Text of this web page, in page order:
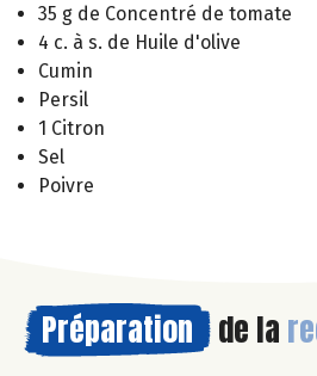
35 g de Concentré de tomate
4 c. à s. de Huile d'olive
Cumin
Persil
1 Citron
Sel
Poivre
Préparation de la